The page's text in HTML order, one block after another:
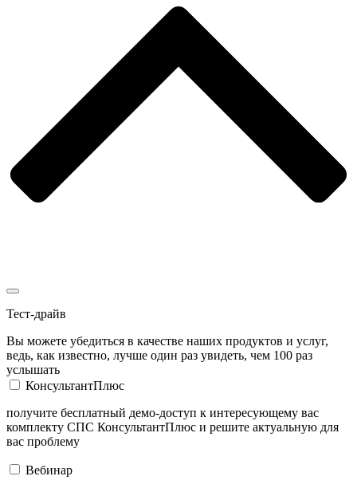
Тест-драйв
Вы можете убедиться в качестве наших продуктов и услуг,
ведь, как известно, лучше один раз увидеть, чем 100 раз
услышать
КонсультантПлюс
получите бесплатный демо-доступ к интересующему вас
комплекту СПС КонсультантПлюс и решите актуальную для
вас проблему
Вебинар